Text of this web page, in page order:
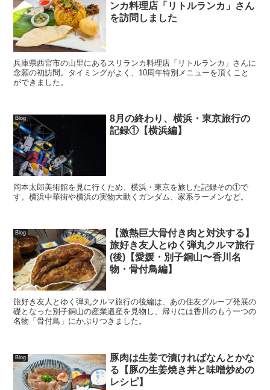
ンカ料理店「リトルランカ」さん
を訪問しました
兵庫県西宮市の山里にあるスリランカ料理店「リトルランカ」さんに
念願の初訪問。タイミングがよく、10周年特別メニューを頂くこと
ができました。
Blog
8月の終わり、横浜・東京旅行の
記録①【横浜編】
岡本太郎美術館を見に行くため、横浜・東京を旅した記録その①で
す。横浜中華街や横浜の実物大動くガンダム、家系ラーメンなど。
Blog
【激熱巨大骨付き肉と対決する】
旅好き友人とゆく弾丸クルマ旅行
(後)【愛媛・別子銅山〜香川名
物・骨付鳥編】
旅好き友人とゆく弾丸クルマ旅行の後編は、あの住友グループ発展の
礎となった別子銅山の産業遺産を見物し、帰りには香川のもう一つの
名物「骨付鳥」にかぶりつきました。
Blog
豚肉は生姜で漬ければなんとかな
る【豚の生姜焼き丼と味噌炒めの
レシピ】